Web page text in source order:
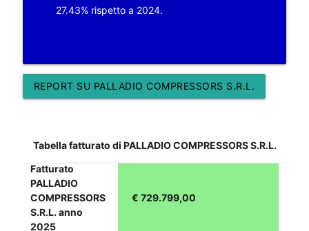
27.43% rispetto a 2024.
REPORT SU PALLADIO COMPRESSORS S.R.L.
Tabella fatturato di PALLADIO COMPRESSORS S.R.L.
Fatturato
PALLADIO
COMPRESSORS
S.R.L. anno
2025
€ 729.799,00